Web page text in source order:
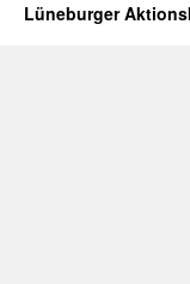
Lüneburger